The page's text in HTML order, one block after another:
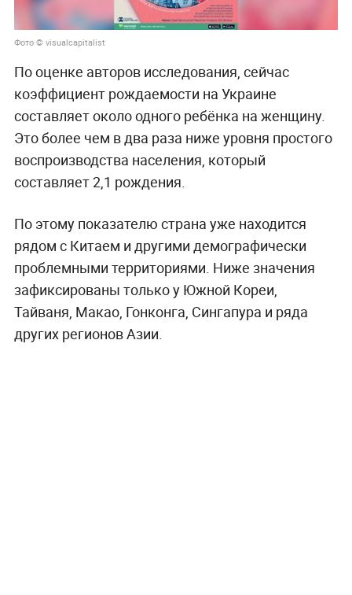
Фото © visualcapitalist
По оценке авторов исследования, сейчас
коэффициент рождаемости на Украине
составляет около одного ребёнка на женщину.
Это более чем в два раза ниже уровня простого
воспроизводства населения, который
составляет 2,1 рождения.
По этому показателю страна уже находится
рядом с Китаем и другими демографически
проблемными территориями. Ниже значения
зафиксированы только у Южной Кореи,
Тайваня, Макао, Гонконга, Сингапура и ряда
других регионов Азии.